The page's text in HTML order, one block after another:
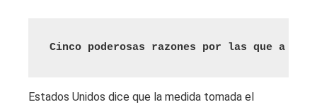
Cinco poderosas razones por las que a
Estados Unidos dice que la medida tomada el